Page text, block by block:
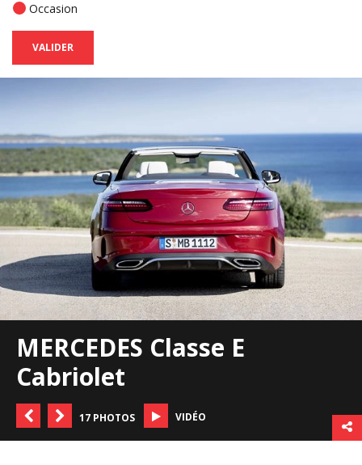
Occasion
VALIDER
MERCEDES Classe E
Cabriolet
17 PHOTOS VIDÉO